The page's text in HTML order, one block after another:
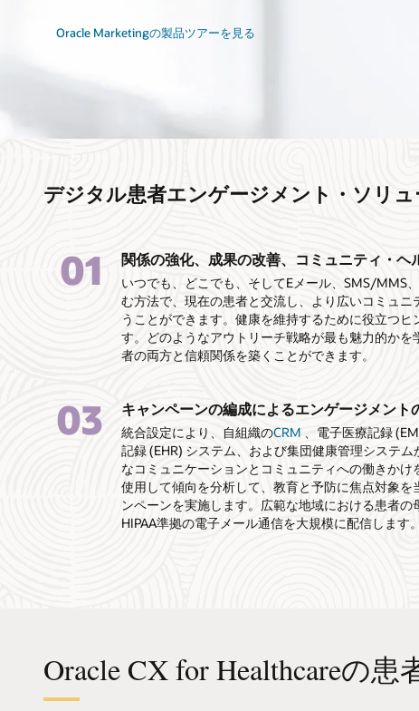
Oracle Marketingの製品ツアーを見る
デジタル患者エンゲージメント・ソリ
01 関係の強化、成果の改善、コミュニティ・ヘ
いつでも、どこでも、そしてEメール、SMS/MMS
む方法で、現在の患者と交流し、より広いコミュニ
うことができます。健康を維持するために役立つヒ
す。どのようなアウトリーチ戦略が最も魅力的か
者の両方と信頼関係を築くことができます。
03 キャンペーンの編成によるエンゲージメント
統合設定により、自組織のCRM 、電子医療記録
記録 (EHR) システム、および集団健康管理システ
なコミュニケーションとコミュニティへの働きかけ
使用して傾向を分析して、教育と予防に焦点対象を
ンペーンを実施します。広範な地域における患者の
HIPAA準拠の電子メール通信を大規模に配信します。
Oracle CX for Healthcareの